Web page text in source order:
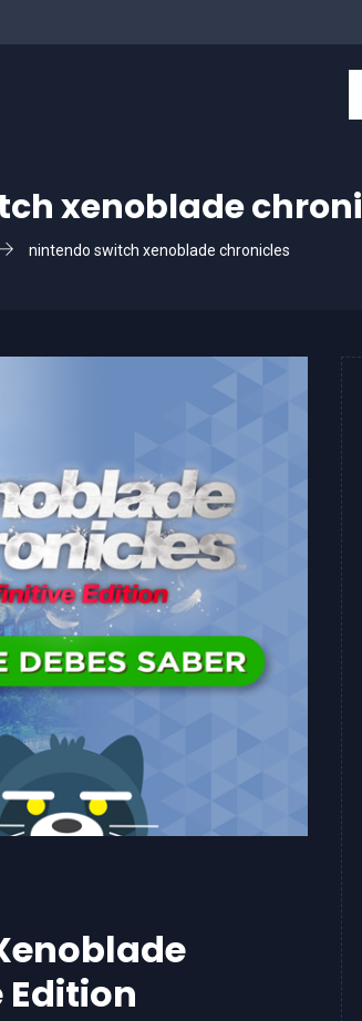
xenoblade
nintendo switch xenoblade chronicles